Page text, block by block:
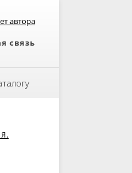
автора
связь